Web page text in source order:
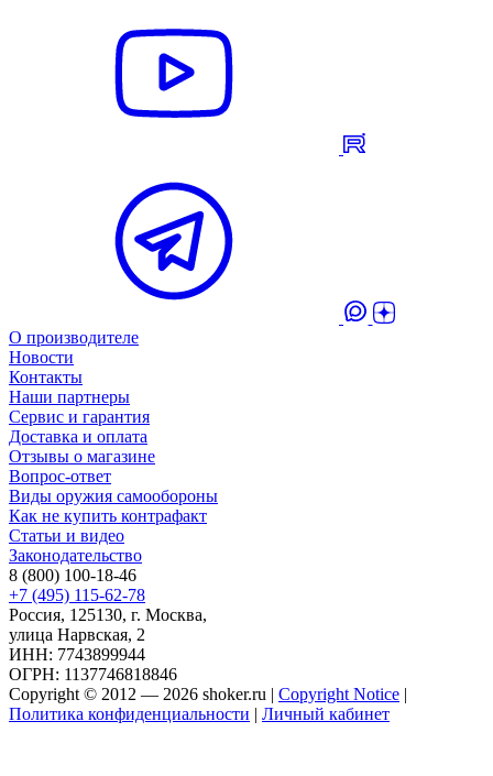
О производителе
Новости
Контакты
Наши партнеры
Сервис и гарантия
Доставка и оплата
Отзывы о магазине
Вопрос-ответ
Виды оружия самообороны
Как не купить контрафакт
Статьи и видео
Законодательство
8 (800) 100-18-46
+7 (495) 115-62-78
Россия, 125130, г. Москва,
улица Нарвская, 2
ИНН: 7743899944
ОГРН: 1137746818846
Copyright © 2012 — 2026 shoker.ru | Copyright Notice |
Политика конфиденциальности | Личный кабинет